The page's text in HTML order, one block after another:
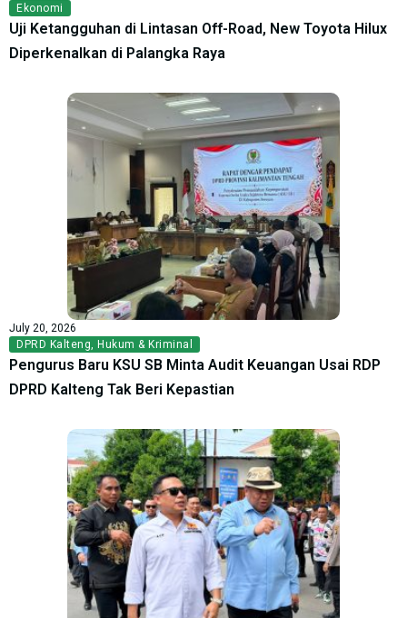
Ekonomi
Uji Ketangguhan di Lintasan Off-Road, New Toyota Hilux
Diperkenalkan di Palangka Raya
July 20, 2026
DPRD Kalteng Hukum & Kriminal
Pengurus Baru KSU SB Minta Audit Keuangan Usai RDP
DPRD Kalteng Tak Beri Kepastian